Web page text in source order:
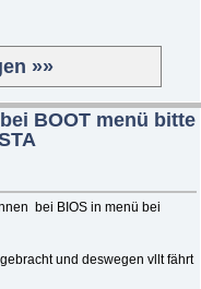
»»
BOOT menü bitte
bei BIOS in menü bei
und deswegen vllt fährt